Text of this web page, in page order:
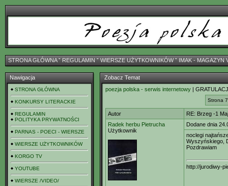
STRONA GŁÓWNAˇ REGULAMIN ˇ WIERSZE UŻYTKOWNIKÓWˇ IMAK - MAGAZYN
Nawigacja
STRONA GŁÓWNA
KONKURSY LITERACKIE
REGULAMIN
POLITYKA PRYWATNOŚCI
PARNAS - POECI - WIERSZE
WIERSZE UŻYTKOWNIKÓW
KORGO TV
YOUTUBE
WIERSZE /VIDEO/
Zobacz Temat
poezja polska - serwis internetowy |
Strona
Autor
RE: Brzeg -1
Radek herbu Pietrucha
Użytkownik
Dodane dnia
noclegi
Wyszyńskiego,
Pozdrawiam
http://jurodiwy-